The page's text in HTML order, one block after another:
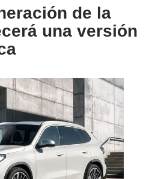
de la
una versión